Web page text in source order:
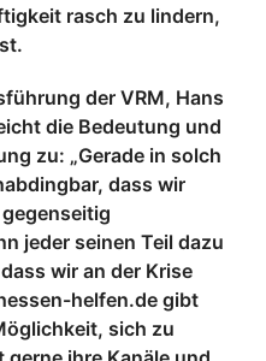
rasch zu lindern,
der VRM, Hans
die Bedeutung und
zu: „Gerade in solch
dass wir
jeder seinen Teil dazu
wir an der Krise
helfen.de gibt
sich zu